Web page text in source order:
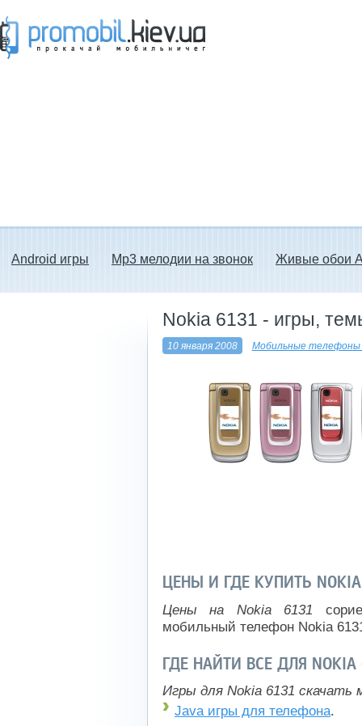
Android игры Mp3 мелодии на звонок Живые обои
Nokia 6131 - игры,
10 января 2008 Мобильные телефоны
ЦЕНЫ И ГДЕ КУПИТЬ
Цены на Nokia 6131
мобильный телефон Nokia
ГДЕ НАЙТИ ВСЕ ДЛЯ
Игры для Nokia 6131 скачать
Java игры для телефона.